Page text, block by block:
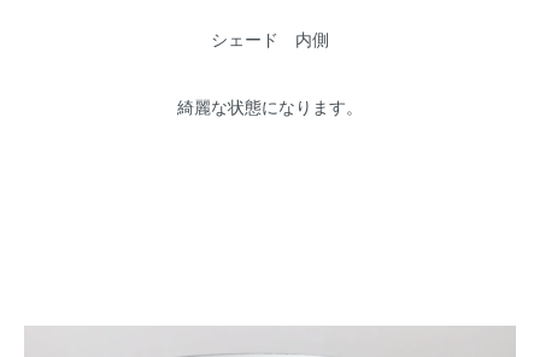
シェード 内側
綺麗な状態になります。